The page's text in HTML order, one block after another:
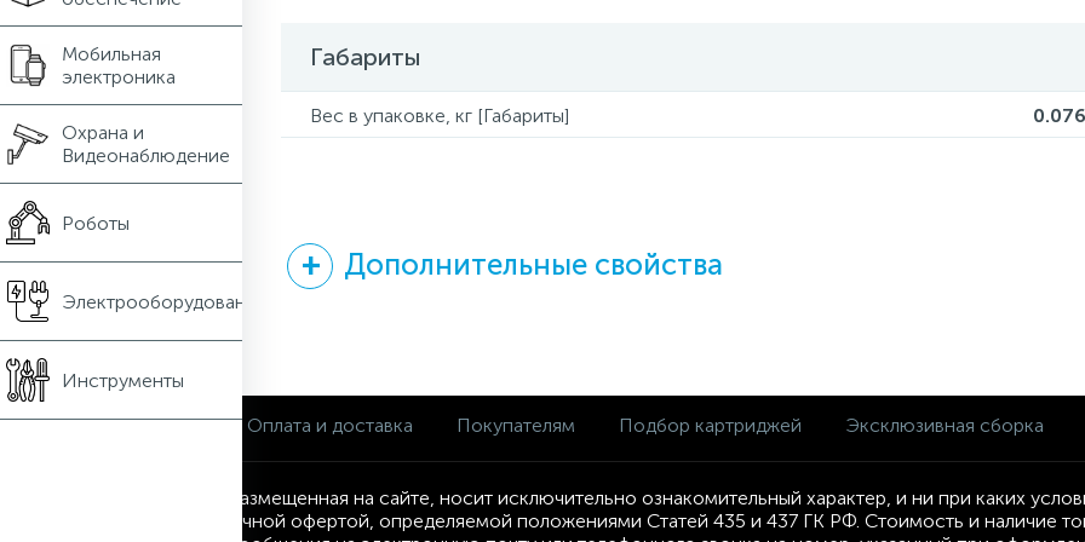
Мобильная
электроника
Охрана и
Видеонаблюдение
Роботы
Электрооборудование
Инструменты
Габариты
Вес в упаковке, кг [Габариты] 0.076
Дополнительные свойства
О магазине Оплата и доставка Покупателям Подбор картриджей Эксклюзивная сборка
Информация, размещенная на сайте, носит исключительно ознакомительный характер, и ни при каких
являются публичной офертой, определяемой положениями Статей 435 и 437 ГК РФ. Стоимость и наличие